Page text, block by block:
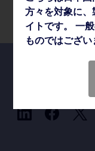
方々を対象に
イトです。 一
ものではござい